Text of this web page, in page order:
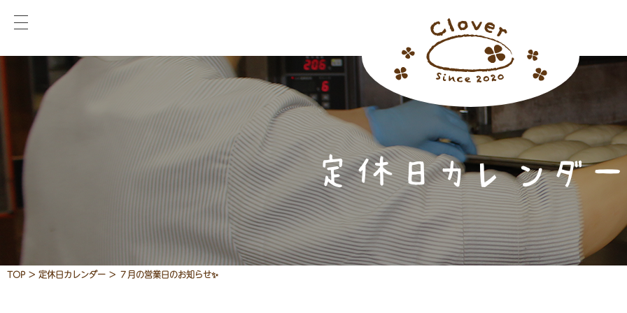
ホーム
定休日カレンダ
TOP > 定休日カレンダー > ７月の営業日のお知らせ✨